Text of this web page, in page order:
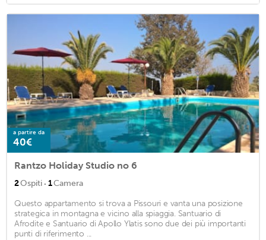
a partire da
40€
Rantzo Holiday Studio no 6
2Ospiti · 1Camera
Questo appartamento si trova a Pissouri e vanta una posizione
strategica in montagna e vicino alla spiaggia. Santuario di
Afrodite e Santuario di Apollo Ylatis sono due dei più importanti
punti di riferimento ...